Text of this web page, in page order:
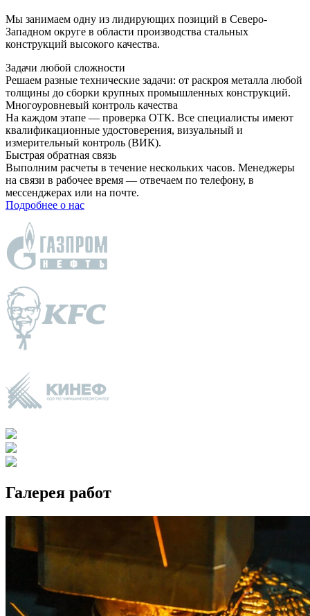
Мы занимаем одну из лидирующих позиций в Северо-
Западном округе в области производства стальных
конструкций высокого качества.
Задачи любой сложности
Решаем разные технические задачи: от раскроя металла любой
толщины до сборки крупных промышленных конструкций.
Многоуровневый контроль качества
На каждом этапе — проверка ОТК. Все специалисты имеют
квалификационные удостоверения, визуальный и
измерительный контроль (ВИК).
Быстрая обратная связь
Выполним расчеты в течение нескольких часов. Менеджеры
на связи в рабочее время — отвечаем по телефону, в
мессенджерах или на почте.
Подробнее о нас
Галерея работ